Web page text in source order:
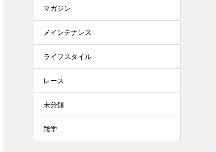
マガジン
メインテナンス
ライフスタイル
レース
未分類
雑学